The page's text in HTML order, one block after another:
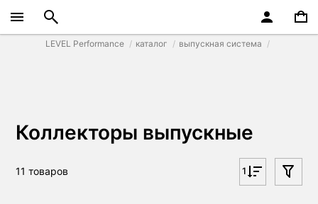
LEVEL Performance каталог выпускная система
Коллекторы выпускные
11 товаров 1